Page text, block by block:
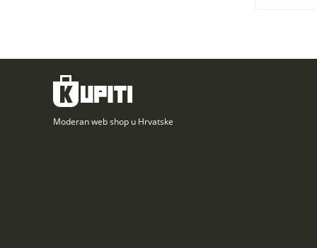
Moderan web shop u Hrvatske